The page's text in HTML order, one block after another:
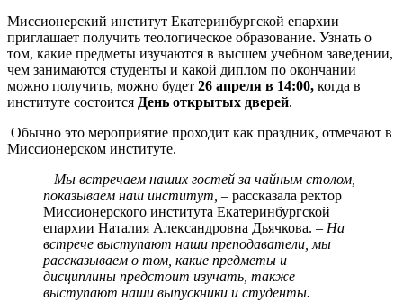
Миссионерский институт Екатеринбургской епархии
приглашает получить теологическое образование. Узнать о
том, какие предметы изучаются в высшем учебном заведении,
чем занимаются студенты и какой диплом по окончании
можно получить, можно будет 26 апреля в 14:00, когда в
институте состоится День открытых дверей.
Обычно это мероприятие проходит как праздник, отмечают в
Миссионерском институте.
– Мы встречаем наших гостей за чайным столом,
показываем наш институт, – рассказала ректор
Миссионерского института Екатеринбургской
епархии Наталия Александровна Дьячкова. – На
встрече выступают наши преподаватели, мы
рассказываем о том, какие предметы и
дисциплины предстоит изучать, также
выступают наши выпускники и студенты.